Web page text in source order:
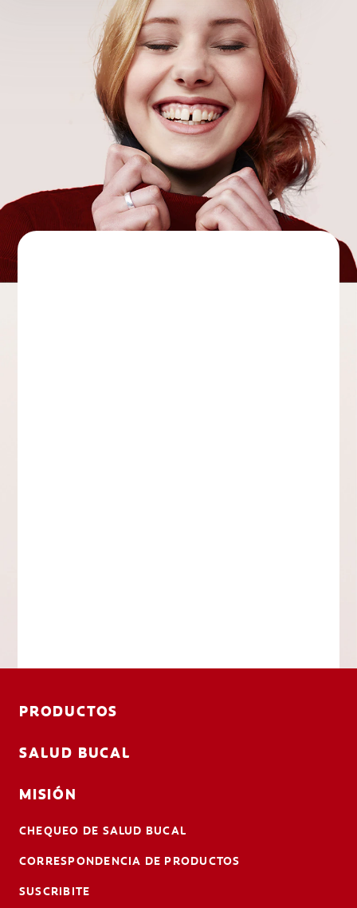
PRODUCTOS
SALUD BUCAL
MISIÓN
CHEQUEO DE SALUD BUCAL
CORRESPONDENCIA DE PRODUCTOS
SUSCRIBITE